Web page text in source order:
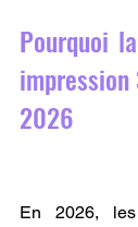
Pourquoi
2026
En 2026, les